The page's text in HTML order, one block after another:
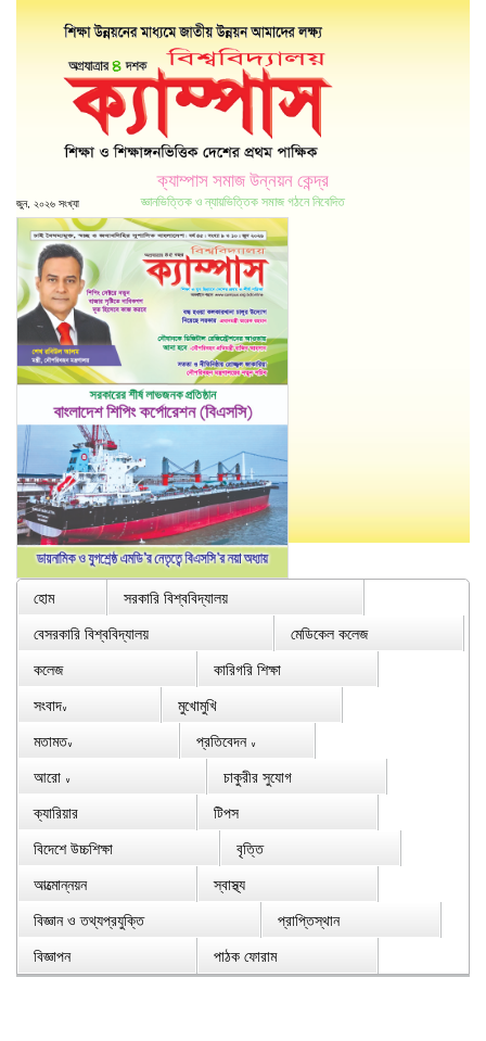
ক্যাম্পাস সমাজ উন্নয়ন কেন্দ্র
জ্ঞানভিত্তিক ও ন্যায়ভিত্তিক সমাজ গঠনে নিবেদিত
জুন, ২০২৬ সংখ্যা
হোম
সরকারি বিশ্ববিদ্যালয়
বেসরকারি বিশ্ববিদ্যালয়
মেডিকেল কলেজ
কলেজ
কারিগরি শিক্ষা
সংবাদ∨
মুখোমুখি
মতামত∨ প্রতিবেদন ∨
আরো ∨
চাকুরীর সুযোগ
ক্যারিয়ার
টিপস
বিদেশে উচ্চশিক্ষা
বৃত্তি
আত্মোন্নয়ন
স্বাস্থ্য
বিজ্ঞান ও তথ্যপ্রযুক্তি
প্রাপ্তিস্থান
বিজ্ঞাপন
পাঠক ফোরাম